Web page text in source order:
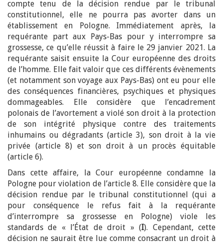
compte tenu de la décision rendue par le tribunal
constitutionnel, elle ne pourra pas avorter dans un
établissement en Pologne. Immédiatement après, la
requérante part aux Pays-Bas pour y interrompre sa
grossesse, ce qu’elle réussit à faire le 29 janvier 2021. La
requérante saisit ensuite la Cour européenne des droits
de l’homme. Elle fait valoir que ces différents évènements
(et notamment son voyage aux Pays-Bas) ont eu pour elle
des conséquences financières, psychiques et physiques
dommageables. Elle considère que l’encadrement
polonais de l’avortement a violé son droit à la protection
de son intégrité physique contre des traitements
inhumains ou dégradants (article 3), son droit à la vie
privée (article 8) et son droit à un procès équitable
(article 6).
Dans cette affaire, la Cour européenne condamne la
Pologne pour violation de l’article 8. Elle considère que la
décision rendue par le tribunal constitutionnel (qui a
pour conséquence le refus fait à la requérante
d’interrompre sa grossesse en Pologne) viole les
standards de « l’État de droit » (I). Cependant, cette
décision ne saurait être lue comme consacrant un droit à